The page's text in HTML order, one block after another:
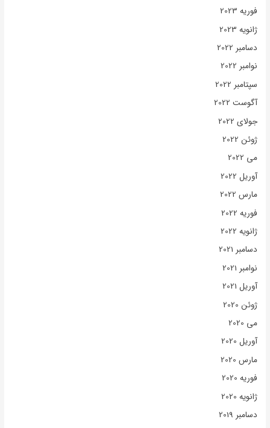
فوریه 2023
ژانویه 2023
دسامبر 2022
نوامبر 2022
سپتامبر 2022
آگوست 2022
جولای 2022
ژوئن 2022
می 2022
آوریل 2022
مارس 2022
فوریه 2022
ژانویه 2022
دسامبر 2021
نوامبر 2021
آوریل 2021
ژوئن 2020
می 2020
آوریل 2020
مارس 2020
فوریه 2020
ژانویه 2020
دسامبر 2019